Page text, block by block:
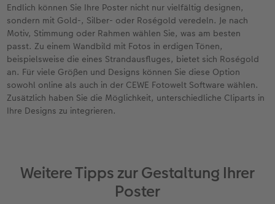
Endlich können Sie Ihre Poster nicht nur vielfältig designen,
sondern mit Gold-, Silber- oder Roségold veredeln. Je nach
Motiv, Stimmung oder Rahmen wählen Sie, was am besten
passt. Zu einem Wandbild mit Fotos in erdigen Tönen,
beispielsweise die eines Strandausfluges, bietet sich Roségold
an. Für viele Größen und Designs können Sie diese Option
sowohl online als auch in der CEWE Fotowelt Software wählen.
Zusätzlich haben Sie die Möglichkeit, unterschiedliche Cliparts in
Ihre Designs zu integrieren.
Weitere Tipps zur Gestaltung Ihrer
Poster